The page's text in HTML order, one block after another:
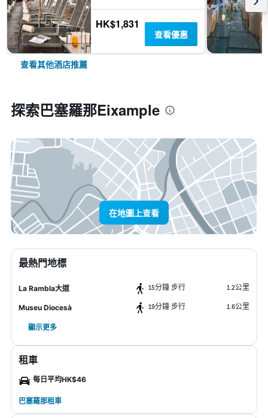
HK$1,831
查看優惠
查看其他酒店推薦
探索巴塞羅那Eixample
在地圖上查看
最熱門地標
La Rambla大道 15分鐘 步行 1.2公里
Museu Diocesà 19分鐘 步行 1.6公里
顯示更多
租車
每日平均HK$46
巴塞羅那租車